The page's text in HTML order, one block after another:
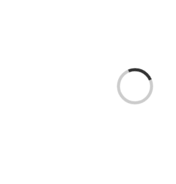
Loading...